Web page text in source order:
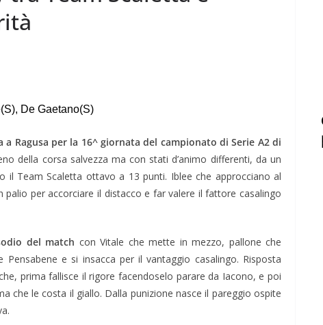
De Gaetano(S)
Ragusa per la 16^ giornata del campionato di Serie A2 di
della corsa salvezza ma con stati d’animo differenti, da un
il Team Scaletta ottavo a 13 punti. Iblee che approcciano al
palio per accorciare il distacco e far valere il fattore casalingo
del match con Vitale che mette in mezzo, pallone che
e si insacca per il vantaggio casalingo. Risposta
prima fallisce il rigore facendoselo parare da Iacono, e poi
che le costa il giallo. Dalla punizione nasce il pareggio ospite